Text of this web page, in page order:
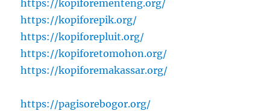
https://kopiforementeng.org/
https://kopiforepik.org/
https://kopiforepluit.org/
https://kopiforetomohon.org/
https://kopiforemakassar.org/
https://pagisorebogor.org/